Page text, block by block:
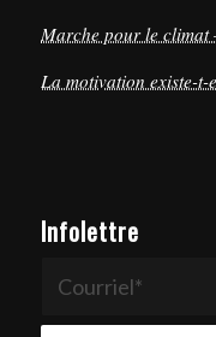
Marche pour le climat
La motivation existe-t-
Infolettre